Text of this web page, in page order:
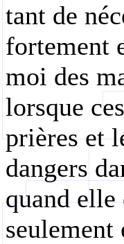
tant de
fortement
moi des
lorsque
prières et
dangers
quand